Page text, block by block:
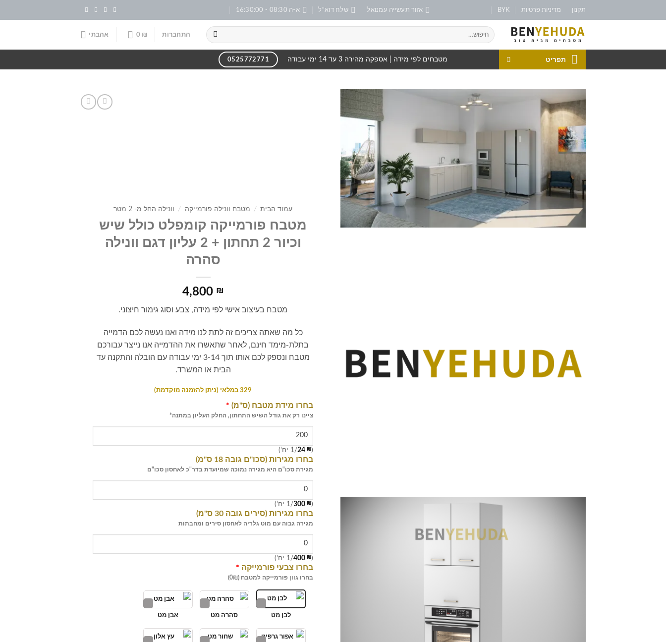
תקנון מדיניות פרטיות BYK אזור תעשייה עמנואל שלח דוא"ל א-ה 08:30 - 16:30:00
התחברות 0 ₪ אהבתי
תפריט מטבחים לפי מידה | אספקה מהירה 3 עד 14 ימי עבודה 0525772771
עמוד הבית / מטבח וונילה פורמייקה / וונילה החל מ- 2 מטר
מטבח פורמייקה קומפלט כולל שיש
וכיור 2 תחתון + 2 עליון דגם וונילה
סהרה
4,800 ₪
מטבח בעיצוב אישי לפי מידה, צבע וסוג גימור חיצוני.
כל מה שאתה צריכים זה לתת לנו מידה ואנו נעשה לכם הדמייה
בתלת-מימד חינם, לאחר שתאשרו את ההדמייה אנו נייצר עבורכם
מטבח ונספק לכם אותו תוך 3-14 ימי עבודה עם הובלה והתקנה עד
הבית או המשרד.
329 במלאי (ניתן להזמנה מוקדמת)
בחרו מידת מטבח (ס"מ) *
ציינו רק את גודל השיש התחתון, החלק העליון במתנה*
(
24 ₪ /1 יח')
בחרו מגירות (סכו"ם גובה 18 ס"מ)
מגירת סכו"ם היא מגירה נמוכה שמיועדת בדר"כ לאחסון סכו"ם
(
300 ₪ /1 יח')
בחרו מגירות (סירים גובה 30 ס"מ)
מגירה גבוה עם מוט גלריה לאחסון סירים ומחבתות
(
400 ₪ /1 יח')
בחרו צבעי פורמייקה *
בחרו גוון פורמייקה למטבח (0₪)
לבן מט סהרה מט אבן מט